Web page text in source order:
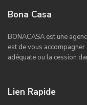
Bona Casa
BONACASA est une
est de vous
adéquate ou la cession
Lien Rapide